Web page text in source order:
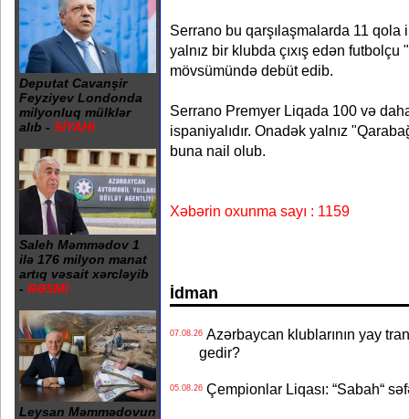
Deputat Cavanşir
Feyziyev Londonda
milyonluq mülklər
alıb - SİYAHI
Saleh Məmmədov 1
ilə 176 milyon manat
artıq vəsait xərcləyib
- RƏSMİ
Leysan Məmmədovun
Serrano bu qarşılaşmalarda 11 qola
yalnız bir klubda çıxış edən
mövsümündə debüt edib.
Serrano Premyer Liqada 100 və
ispaniyalıdır. Onadək yalnız
buna nail olub.
Xəbərin oxunma sayı : 1159
İdman
07.08.26Azərbaycan klublarının yay
gedir?
05.08.26Çempionlar Liqası: “Sabah“